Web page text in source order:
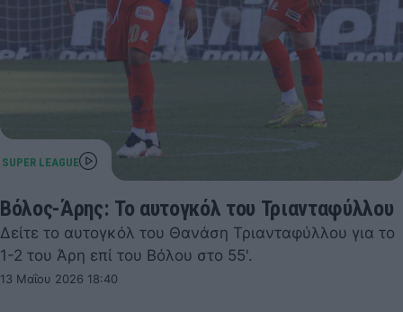
Βόλος-Άρης: Το αυτογκόλ του Τριανταφύλλου
Δείτε το αυτογκόλ του Θανάση Τριανταφύλλου για το
1-2 του Άρη επί του Βόλου στο 55'.
13 Μαΐου 2026 18:40